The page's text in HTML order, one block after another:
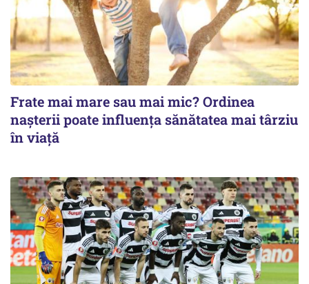
Frate mai mare sau mai mic? Ordinea
nașterii poate influența sănătatea mai târziu
în viață